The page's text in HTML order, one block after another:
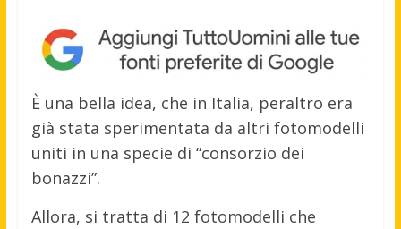
È una bella idea, che in Italia, peraltro era
già stata sperimentata da altri fotomodelli
uniti in una specie di “consorzio dei
bonazzi”.
Allora, si tratta di 12 fotomodelli che